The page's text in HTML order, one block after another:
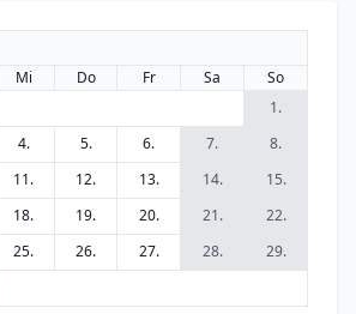
Mi Do Fr Sa
So
1.
4. 5. 6. 7.
8.
11. 12. 13. 14.
15.
18. 19. 20. 21.
22.
25. 26. 27. 28.
29.